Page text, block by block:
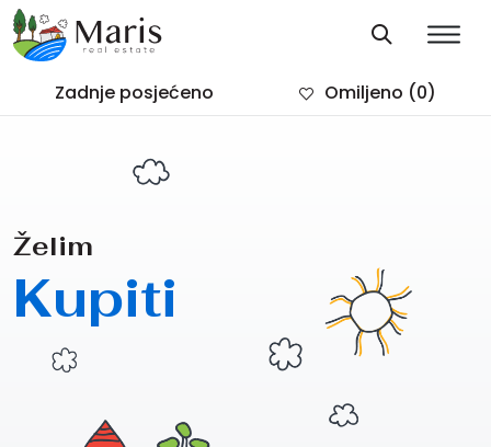
Zadnje posjećeno Omiljeno (0)
Želim
Kupiti